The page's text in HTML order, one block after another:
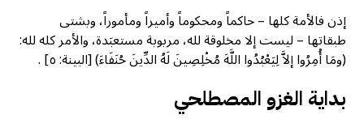
إذن فالأمة كلها – حاكماً ومحكوماً وأميراً ومأموراً، وبشتى
طبقاتها – ليست إلا مخلوقة لله، مربوبة مستعبَدة، والأمر كله لله:
(ومَا أُمِرُوا إلاَّ لِيَعْبُدُوا اللَّهَ مُخْلِصِينَ لَهُ الدِّينَ حُنَفَاءَ) [البينة: ٥] .
بداية الغزو المصطلحي